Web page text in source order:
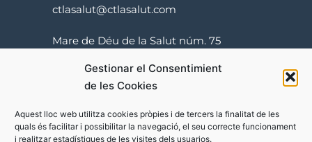
Gestionar el Consentimient
de les Cookies
Aquest lloc web utilitza cookies pròpies i de tercers la finalitat de les
quals és facilitar i possibilitar la navegació, el seu correcte funcionament
i realitzar estadístiques de les visites dels usuarios.
ctlasalut@ctlasalut.com
Mare de Déu de la Salut núm. 75